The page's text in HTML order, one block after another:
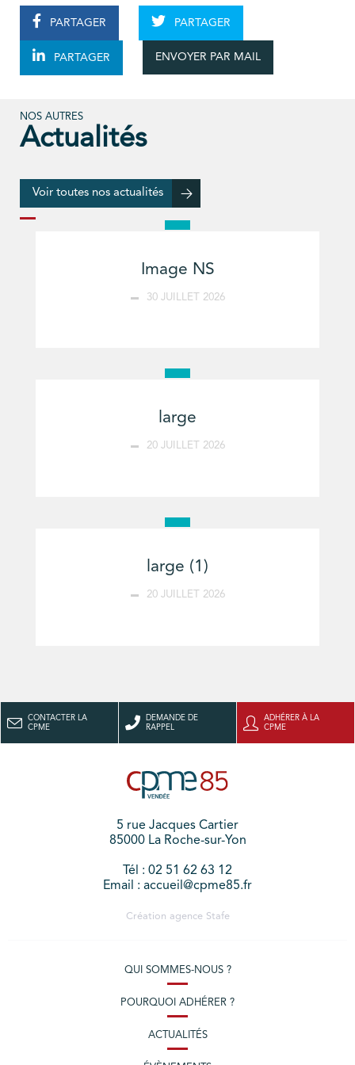
PARTAGER PARTAGER
PARTAGER ENVOYER PAR MAIL
NOS AUTRES
Actualités
Voir toutes nos actualités
Image NS
30 JUILLET 2026
large
20 JUILLET 2026
large (1)
20 JUILLET 2026
CONTACTER LA
CPME
DEMANDE DE
RAPPEL
ADHÉRER À LA
CPME
5 rue Jacques Cartier
85000 La Roche-sur-Yon
Tél : 02 51 62 63 12
Email : accueil@cpme85.fr
Création agence Stafe
QUI SOMMES-NOUS ?
POURQUOI ADHÉRER ?
ACTUALITÉS